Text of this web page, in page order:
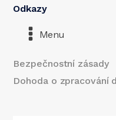
Odkazy
Menu
Bezpečnostní zásady
Dohoda o zpracování